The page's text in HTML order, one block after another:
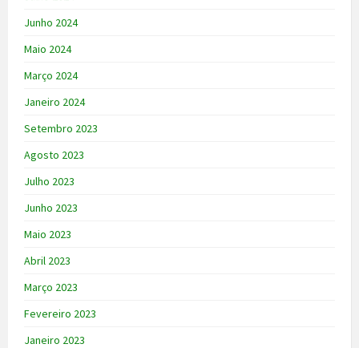
Junho 2024
Maio 2024
Março 2024
Janeiro 2024
Setembro 2023
Agosto 2023
Julho 2023
Junho 2023
Maio 2023
Abril 2023
Março 2023
Fevereiro 2023
Janeiro 2023